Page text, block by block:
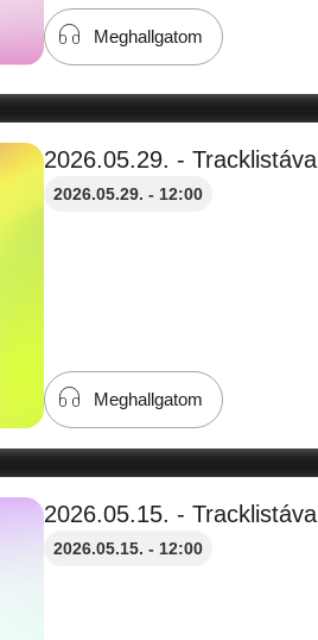
Meghallgatom
2026.05.29. - Tracklistával
2026.05.29. - 12:00
Meghallgatom
2026.05.15. - Tracklistával
2026.05.15. - 12:00